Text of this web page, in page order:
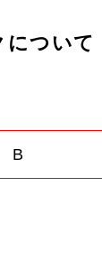
について
B